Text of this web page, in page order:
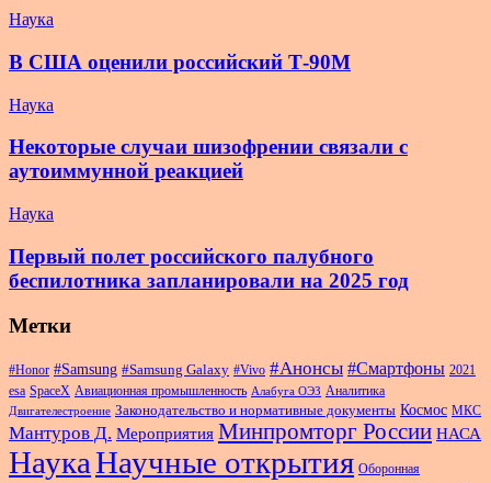
Наука
В США оценили российский Т-90М
Наука
Некоторые случаи шизофрении связали с
аутоиммунной реакцией
Наука
Первый полет российского палубного
беспилотника запланировали на 2025 год
Метки
#Honor #Samsung #Samsung Galaxy #Vivo #Анонсы #Смартфоны 2021
esa SpaceX Авиационная промышленность Алабуга ОЭЗ Аналитика
Двигателестроение Законодательство и нормативные документы Космос МКС
Мантуров Д. Мероприятия Минпромторг России НАСА
НаукаНаучные открытия Оборонная